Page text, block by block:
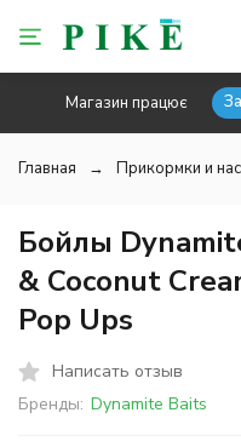
Магазин працює
Главная Прикормки и
Бойлы
& Coconut
Pop Ups
Написать отзыв
Бренды: Dynamite Baits